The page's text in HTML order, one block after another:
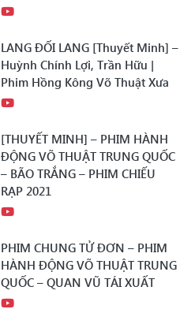
LANG ĐỐI LANG [Thuyết Minh] –
Huỳnh Chính Lợi, Trần Hữu |
Phim Hồng Kông Võ Thuật Xưa
[THUYẾT MINH] – PHIM HÀNH
ĐỘNG VÕ THUẬT TRUNG QUỐC
– BÃO TRẮNG – PHIM CHIẾU
RẠP 2021
PHIM CHUNG TỬ ĐƠN – PHIM
HÀNH ĐỘNG VÕ THUẬT TRUNG
QUỐC – QUAN VŨ TÁI XUẤT